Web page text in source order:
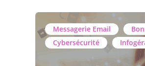
Cybersécurité
Sauvegarde